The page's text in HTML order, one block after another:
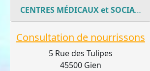
CENTRES MÉDICAUX et SOCIAUX
Consultation de nourrissons
5 Rue des Tulipes
45500 Gien